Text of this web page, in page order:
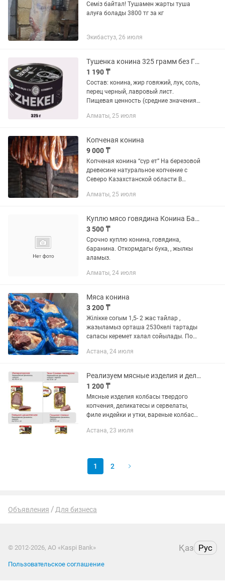
Семіз байтал! Тушамен жарты туша
алуға болады 3800 тг за кг
Экибастуз, 26 июля
Тушенка конина 325 грамм без ГМО Халал только оптом
1 190 ₸
Состав: конина, жир говяжий, лук, соль,
перец черный, лавровый лист.
Пищевая ценность (средние значения)
17,0г; Энергетическая ценность – 220
Алматы, 25 июля
Копченая конина
9 000 ₸
Копченая конина “сүр ет” На березовой
древесине натуральное копчение с
Северо Казахстанской области В
Набором(табақ) от 4/5...
Алматы, 25 июля
Куплю мясо говядина Конина Баранина
3 500 ₸
Срочно куплю конина, говядина,
баранина. Откормдагы бука, , жылкы
аламыз.
Алматы, 24 июля
Мяса конина
3 200 ₸
Жілікке согым 1,5- 2 жас тайлар ,
жазыламыз орташа 2530келі тартады
сапасы керемет халал сойылады. По
халал очень вкусное , всегда свежее,
Астана, 24 июля
Реализуем мясные изделия и деликатесы из мясо птицы, говядины, конины.
1 200 ₸
Мясные изделия колбасы твердого
копчения, деликатесы и сервелаты,
филе индейки и утки, вареные колбасы
сотрудничеству сеть ресторанов кафе
Астана, 23 июля
1 2
Объявления Для бизнеса
© 2012-2026, АО «Kaspi Bank» Қаз Рус
Пользовательское соглашение